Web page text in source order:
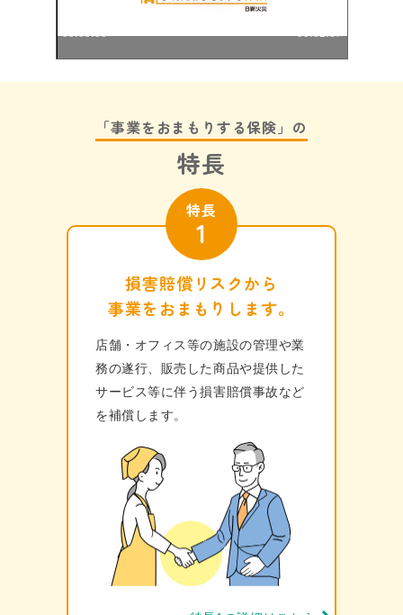
「事業をおまもりする保険」の
特長
特長
1
損害賠償リスクから
事業をおまもりします。
店舗・オフィス等の施設の管理や業
務の遂⾏、販売した商品や提供した
サービス等に伴う損害賠償事故など
を補償します。